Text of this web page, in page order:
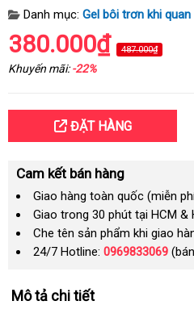
Danh mục: Gel bôi trơn khi quan
380.000₫ 487.000₫
Khuyến mãi:-22%
ĐẶT HÀNG
Cam kết bán hàng
Giao hàng toàn quốc (miễn
Giao trong 30 phút tại HCM &
Che tên sản phẩm khi giao
24/7 Hotline: 0969833069
Mô tả chi tiết